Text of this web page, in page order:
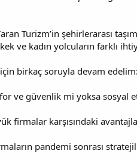
Turizm’in şehirlerarası
ve kadın yolcuların farklı
birkaç soruyla devam edelim:
ve güvenlik mi yoksa sosyal
firmalar karşısındaki
pandemi sonrası